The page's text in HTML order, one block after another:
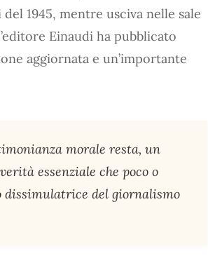
1945, mentre usciva nelle sale
Einaudi ha pubblicato
aggiornata e un’importante
morale resta, un
essenziale che poco o
dissimulatrice del giornalismo